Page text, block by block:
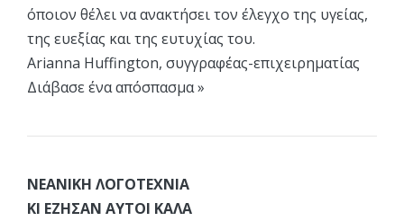
όποιον θέλει να ανακτήσει τον έλεγχο της υγείας,
της ευεξίας και της ευτυχίας του.
Arianna Huffington, συγγραφέας-επιχειρηματίας
Διάβασε ένα απόσπασμα »
ΝΕΑΝΙΚΗ ΛΟΓΟΤΕΧΝΙΑ
ΚΙ ΕΖΗΣΑΝ ΑΥΤΟΙ ΚΑΛΑ